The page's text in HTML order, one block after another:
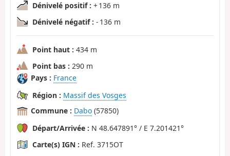
Dénivelé positif : + 136 m
Dénivelé négatif : - 136 m
Point haut : 434 m
Point bas : 290 m
Pays : France
Région : Massif des Vosges
Commune : Dabo (57850)
Départ/Arrivée : N 48.647891° / E 7.201421°
Carte(s) IGN : Ref. 3715OT